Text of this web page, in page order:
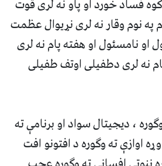
فساد خورد او پاو نه لری قوت
په نوم وقار نه لری نړیوال عظمت
او نامسئول او هفته پام نه لری
نه لری دطفیلی اوتف طفیلی
، دیجیتال سواد او برنامې ته
اوازې ته وګوره د افتونو افت